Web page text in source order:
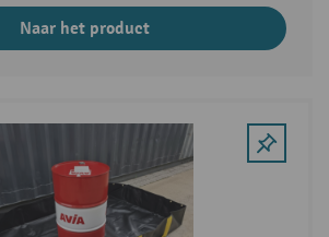
Naar het product